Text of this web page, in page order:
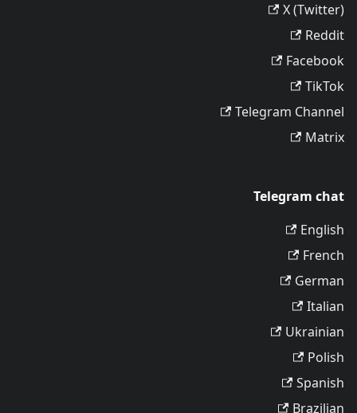
X (Twitter)
Reddit
Facebook
TikTok
Telegram Channel
Matrix
Telegram chat
English
French
German
Italian
Ukrainian
Polish
Spanish
Brazilian